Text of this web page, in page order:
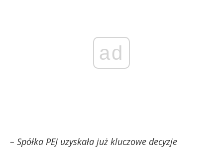
ad
– Spółka PEJ uzyskała już kluczowe decyzje